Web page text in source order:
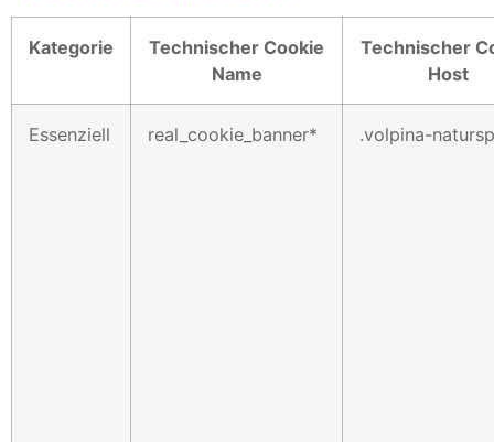
Kategorie
Technischer Cookie
Name
Technischer
Host
Essenziell real_cookie_banner* .volpina-